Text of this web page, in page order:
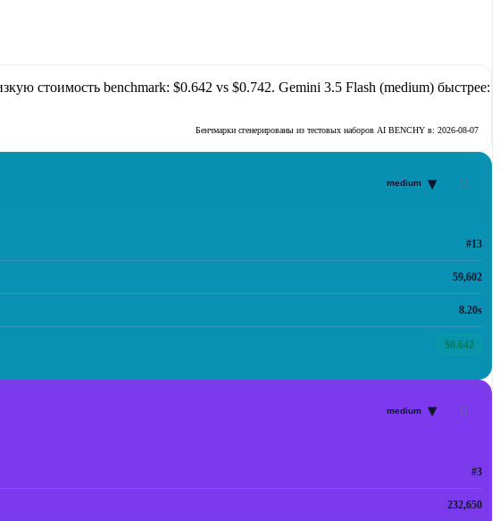
стоимость benchmark: $0.642 vs $0.742. Gemini 3.5 Flash (medium) быстрее:
Бенчмарки сгенерированы из тестовых наборов AI BENCHY в: 2026-08-07
medium ▾
#13
59,602
8.20s
$0.642
medium ▾
#3
232,650